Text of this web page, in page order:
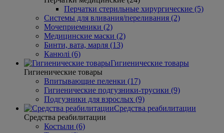
Перчатки стерильные хирургические (5)
Системы для вливания/переливания (2)
Мочеприемники (2)
Медицинские маски (2)
Бинти, вата, марля (13)
Канюлі (6)
Гигиенические товары
Гигиенические товары
Впитывающие пеленки (17)
Гигиенические подгузники-трусики (9)
Подгузники для взрослых (9)
Средства реабилитации
Средства реабилитации
Костыли (6)